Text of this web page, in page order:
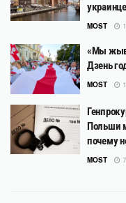
MOST
«Мы
Дзень
MOST
Польши
почему
MOST